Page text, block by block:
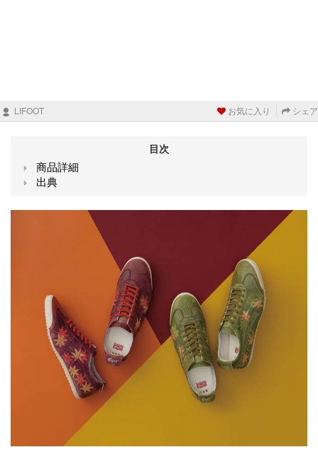
LIFOOT お気に入り シェア
目次
商品詳細
出典